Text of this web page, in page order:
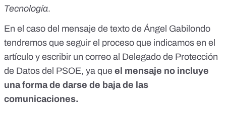
Tecnología.
En el caso del mensaje de texto de Ángel Gabilondo
tendremos que seguir el proceso que indicamos en el
artículo y escribir un correo al Delegado de Protección
de Datos del PSOE, ya que el mensaje no incluye
una forma de darse de baja de las
comunicaciones.